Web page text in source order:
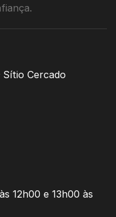
Sítio Cercado
12h00 e 13h00 às